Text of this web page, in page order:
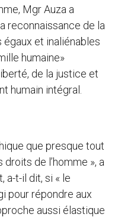
Mgr Auza a
reconnaissance de la
et inaliénables
humaine»
de la justice et
humain intégral.
que presque tout
droits de l’homme », a
a-t-il dit, si « le
pour répondre aux
aussi élastique